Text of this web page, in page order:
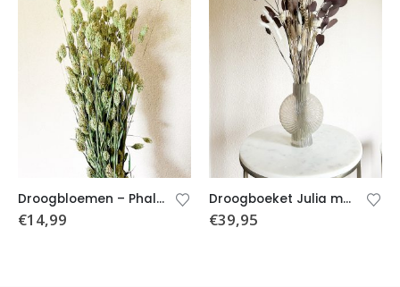
Droogbloemen – Phalaris – nature
€14,99
Droogboeket Julia met schelpvormige vaas
€39,95